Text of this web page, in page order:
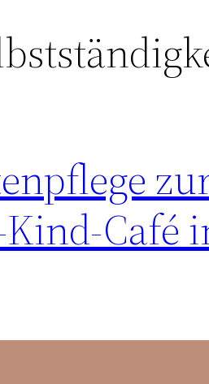
Café